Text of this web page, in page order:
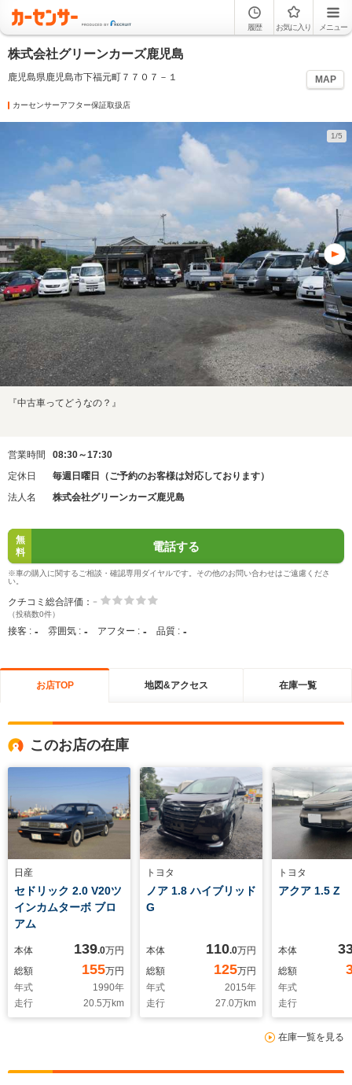
履歴 お気に入り メニュー
株式会社グリーンカーズ鹿児島
鹿児島県鹿児島市下福元町７７０７－１ MAP
カーセンサーアフター保証取扱店
1/5
『中古車ってどうなの？』
営業時間
08:30～17:30
定休日
毎週日曜日（ご予約のお客様は対応しております）
法人名
株式会社グリーンカーズ鹿児島
無
料
電話する
※車の購入に関するご相談・確認専用ダイヤルです。その他のお問い合わせはご遠慮くださ
い。
クチコミ総合評価： -
（投稿数0件）
接客 : - 雰囲気 : - アフター : - 品質 : -
お店TOP 地図&アクセス 在庫一覧
このお店の在庫
日産
セドリック 2.0 V20ツ
インカムターボ ブロ
アム
本体 139.0万円
総額
155万円
年式
1990年
走行
20.5万km
トヨタ
ノア 1.8 ハイブリッド
G
本体 110.0万円
総額
125万円
年式
2015年
走行
27.0万km
トヨタ
アクア 1.5 Z
本体
総額
年式
走行
在庫一覧を見る